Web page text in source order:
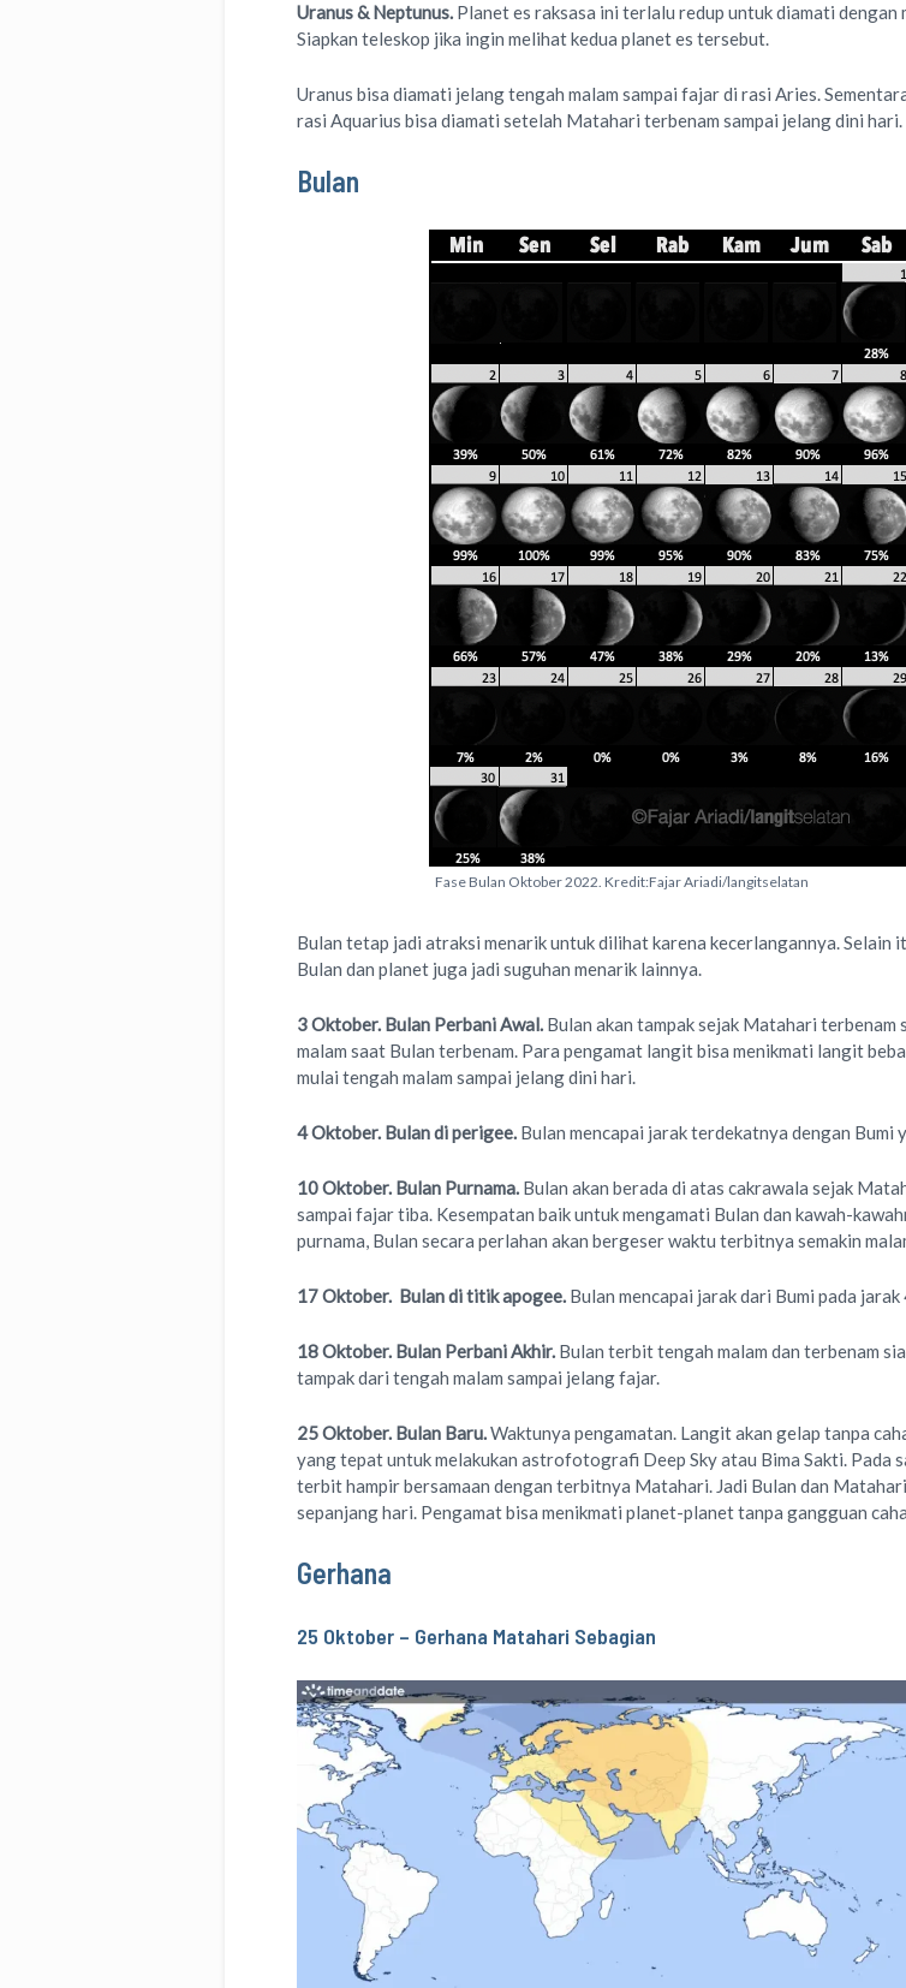
Uranus & Neptunus. Planet es raksasa ini terlalu redup untuk diamati dengan
Siapkan teleskop jika ingin melihat kedua planet es tersebut.
Uranus bisa diamati jelang tengah malam sampai fajar di rasi Aries.
rasi Aquarius bisa diamati setelah Matahari terbenam sampai jelang dini hari.
Bulan
Fase Bulan Oktober 2022. Kredit:Fajar Ariadi/langitselatan
Bulan tetap jadi atraksi menarik untuk dilihat karena kecerlangannya. Selain
Bulan dan planet juga jadi suguhan menarik lainnya.
3 Oktober. Bulan Perbani Awal. Bulan akan tampak sejak Matahari terbenam
malam saat Bulan terbenam. Para pengamat langit bisa menikmati langit
mulai tengah malam sampai jelang dini hari.
4 Oktober. Bulan di perigee. Bulan mencapai jarak terdekatnya dengan Bumi
10 Oktober. Bulan Purnama. Bulan akan berada di atas cakrawala sejak
sampai fajar tiba. Kesempatan baik untuk mengamati Bulan dan kawah-
purnama, Bulan secara perlahan akan bergeser waktu terbitnya semakin
17 Oktober. Bulan di titik apogee. Bulan mencapai jarak dari Bumi pada
18 Oktober. Bulan Perbani Akhir. Bulan terbit tengah malam dan terbenam
tampak dari tengah malam sampai jelang fajar.
25 Oktober. Bulan Baru.Waktunya pengamatan. Langit akan gelap tanpa
yang tepat untuk melakukan astrofotografi Deep Sky atau Bima Sakti. Pada
terbit hampir bersamaan dengan terbitnya Matahari. Jadi Bulan dan
sepanjang hari. Pengamat bisa menikmati planet-planet tanpa gangguan
Gerhana
25 Oktober – Gerhana Matahari Sebagian